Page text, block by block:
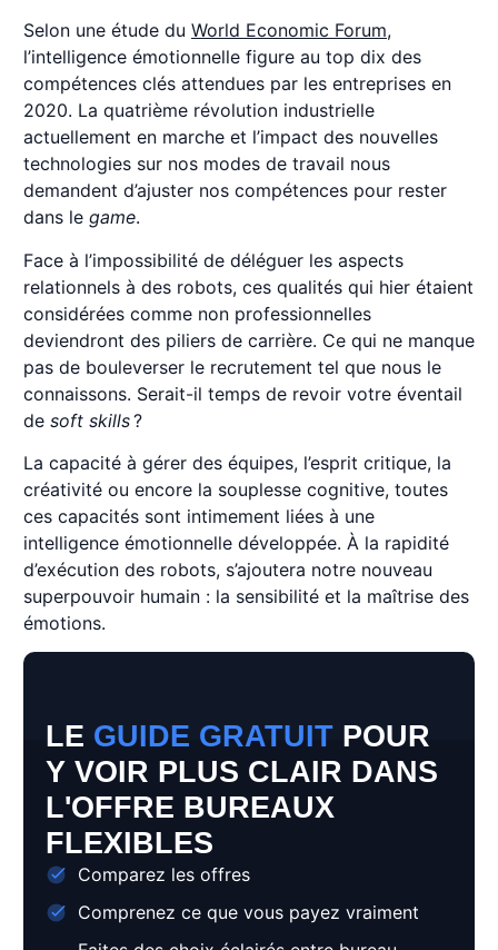
Selon une étude du World Economic Forum,
l’intelligence émotionnelle figure au top dix des
compétences clés attendues par les entreprises en
2020. La quatrième révolution industrielle
actuellement en marche et l’impact des nouvelles
technologies sur nos modes de travail nous
demandent d’ajuster nos compétences pour rester
dans le game.
Face à l’impossibilité de déléguer les aspects
relationnels à des robots, ces qualités qui hier étaient
considérées comme non professionnelles
deviendront des piliers de carrière. Ce qui ne manque
pas de bouleverser le recrutement tel que nous le
connaissons. Serait-il temps de revoir votre éventail
de soft skills?
La capacité à gérer des équipes, l’esprit critique, la
créativité ou encore la souplesse cognitive, toutes
ces capacités sont intimement liées à une
intelligence émotionnelle développée. À la rapidité
d’exécution des robots, s’ajoutera notre nouveau
superpouvoir humain : la sensibilité et la maîtrise des
émotions.
LE GUIDE GRATUIT POUR
Y VOIR PLUS CLAIR DANS
L'OFFRE BUREAUX
FLEXIBLES
Comparez les offres
Comprenez ce que vous payez vraiment